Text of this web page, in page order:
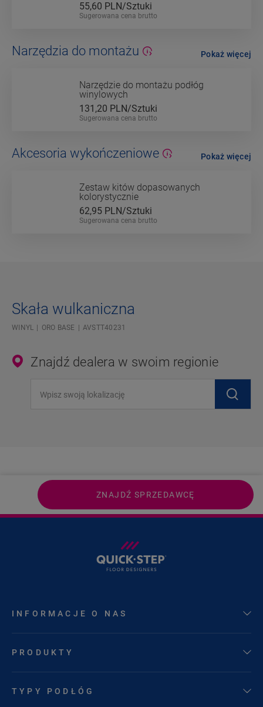
55,60 PLN/Sztuki
Sugerowana cena brutto
Narzędzia do montażu
Narzędzie do montażu podłóg
winylowych
131,20 PLN/Sztuki
Sugerowana cena brutto
Pokaż więcej
Akcesoria wykończeniowe
Zestaw kitów dopasowanych
kolorystycznie
62,95 PLN/Sztuki
Sugerowana cena brutto
Pokaż więcej
Skała wulkaniczna
WINYL ORO BASE AVSTT40231
Znajdź dealera w swoim regionie
ZNAJDŹ SPRZEDAWCĘ
INFORMACJE O NAS
PRODUKTY
TYPY PODŁÓG